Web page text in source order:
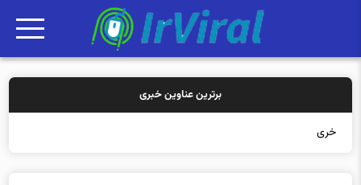
برترین عناوین خبری
خرید بیمه: سنت